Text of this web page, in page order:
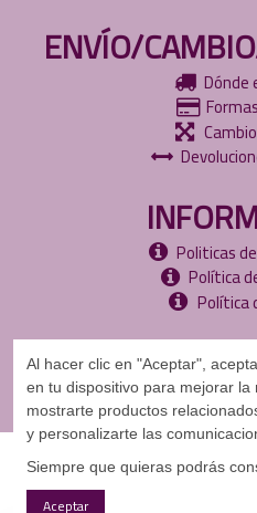
ENVÍO/
Dónde
Politicas
Política
Política
Copyright
Al hacer clic en "Aceptar",
en tu dispositivo para mejorar la
mostrarte productos
y personalizarte las
Siempre que quieras podrás
Aceptar